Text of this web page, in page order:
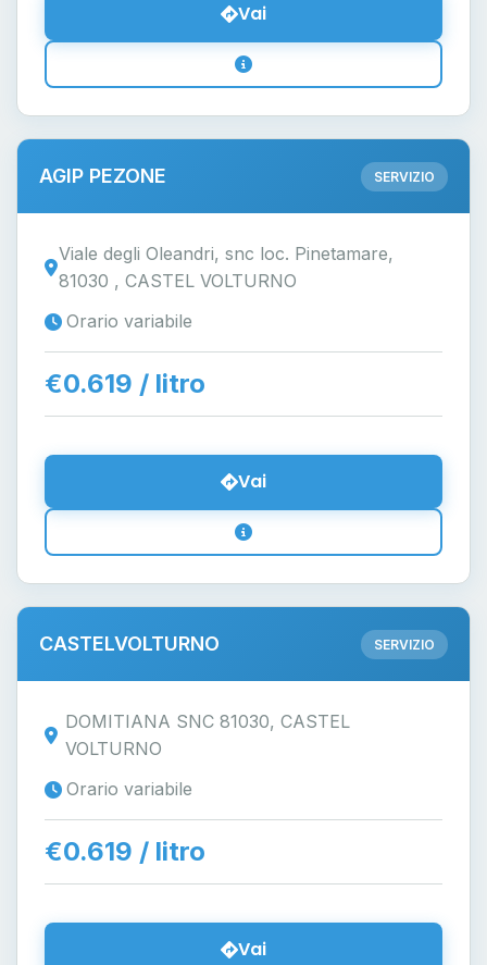
Vai
AGIP PEZONE SERVIZIO
Viale degli Oleandri, snc loc. Pinetamare,
81030 , CASTEL VOLTURNO
Orario variabile
€0.619 / litro
Vai
CASTELVOLTURNO SERVIZIO
DOMITIANA SNC 81030, CASTEL
VOLTURNO
Orario variabile
€0.619 / litro
Vai